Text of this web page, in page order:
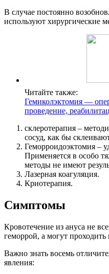
В случае постоянно
используют хирургические
Читайте также:
Гемиколэктомия —
проведение,
склеротерапия –
сосуд, как бы
Геморроидоэктомия –
Применяется в особо
методы не имеют
Лазерная коагуляция.
Криотерапия.
Симптомы
Кровотечение из ануса не
геморрой, а могут
Важно знать восемь
явления: